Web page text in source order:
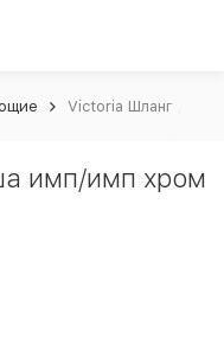
Victoria Шланг для
имп/имп хром